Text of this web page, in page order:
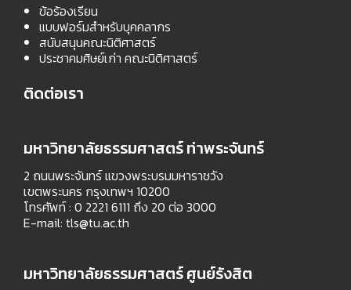
ข้อร้องเรียน
แบบฟอร์มสำหรับบุคคลากร
สนับสนุนคณะนิติศาสตร์
ประชาคมศิษย์เก่า คณะนิติศาสตร์
ติดต่อเรา
มหาวิทยาลัยธรรมศาสตร์ ท่าพระจันทร์
2 ถนนพระจันทร์ แขวงพระบรมมหาราชวัง
เขตพระนคร กรุงเทพฯ 10200
โทรศัพท์ : 0 2221 6111 ถึง 20 ต่อ 3000
E-mail: tls@tu.ac.th
มหาวิทยาลัยธรรมศาสตร์ ศูนย์รังสิต